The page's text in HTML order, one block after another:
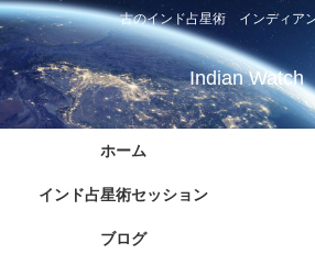
古のインド占星術 インディア
Indian Watch
ホーム
インド占星術セッション
ブログ